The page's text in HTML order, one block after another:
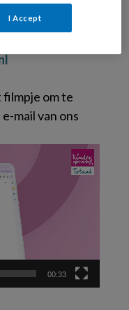
even iets met
om te
mail van ons
00:33
I Accept